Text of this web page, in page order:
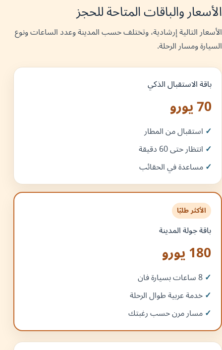
الأسعار والباقات المتاحة للحجز
الأسعار التالية إرشادية، وتختلف حسب المدينة وعدد الساعات ونوع
السيارة ومسار الرحلة.
باقة الاستقبال الذكي
70 يورو
استقبال من المطار
انتظار حتى 60 دقيقة
مساعدة في الحقائب
الأكثر طلبًا
باقة جولة المدينة
180 يورو
8 ساعات بسيارة فان
خدمة عربية طوال الرحلة
مسار مرن حسب رغبتك